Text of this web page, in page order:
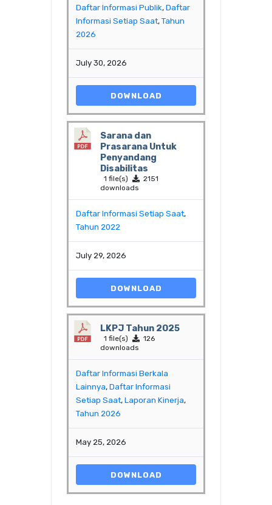
Daftar Informasi Publik, Daftar
Informasi Setiap Saat, Tahun
2026
July 30, 2026
DOWNLOAD
Sarana dan
Prasarana Untuk
Penyandang
Disabilitas
1 file(s)
2151
downloads
Daftar Informasi Setiap Saat,
Tahun 2022
July 29, 2026
DOWNLOAD
LKPJ Tahun 2025
1 file(s)
126
downloads
Daftar Informasi Berkala
Lainnya, Daftar Informasi
Setiap Saat, Laporan Kinerja,
Tahun 2026
May 25, 2026
DOWNLOAD